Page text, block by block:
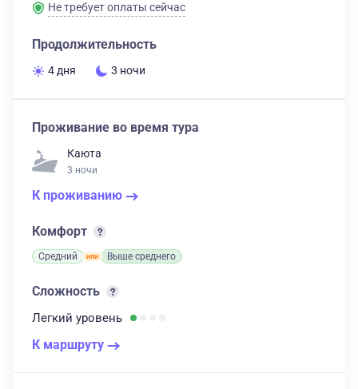
Не требует оплаты сейчас
Продолжительность
4 дня 3 ночи
Проживание во время тура
Каюта
3 ночи
К проживанию
Комфорт
Средний Выше среднего
Сложность
Легкий уровень
К маршруту